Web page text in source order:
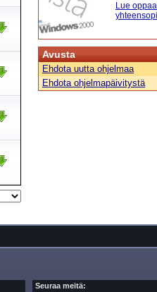
Lue
Avusta
Ehdota uutta ohjelmaa
Ehdota ohjelmapäivitystä
Seuraa meitä: